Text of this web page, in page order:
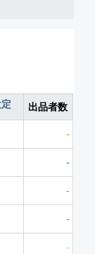
出品者数
-
-
-
-
-